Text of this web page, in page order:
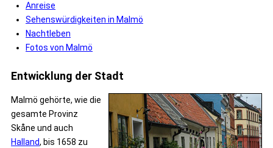
Anreise
Sehenswürdigkeiten in Malmö
Nachtleben
Fotos von Malmö
Entwicklung der Stadt
Malmö gehörte, wie die
gesamte Provinz
Skåne und auch
Halland, bis 1658 zu